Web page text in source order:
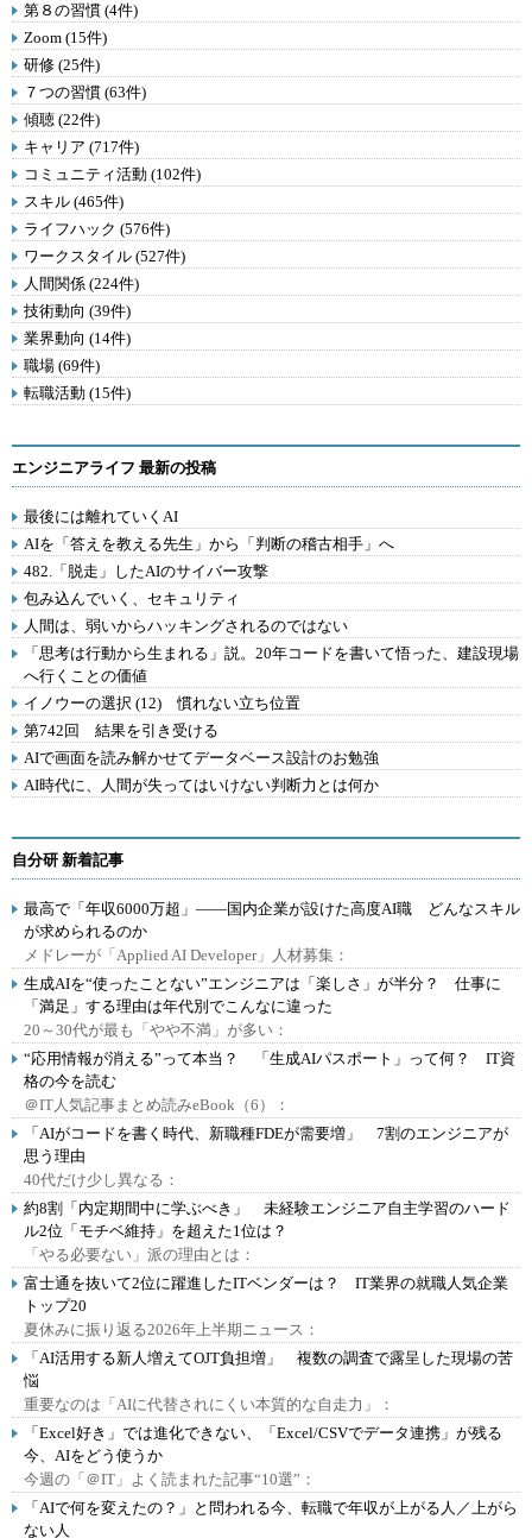
第８の習慣 (4件)
Zoom (15件)
研修 (25件)
７つの習慣 (63件)
傾聴 (22件)
キャリア (717件)
コミュニティ活動 (102件)
スキル (465件)
ライフハック (576件)
ワークスタイル (527件)
人間関係 (224件)
技術動向 (39件)
業界動向 (14件)
職場 (69件)
転職活動 (15件)
エンジニアライフ 最新の投稿
最後には離れていくAI
AIを「答えを教える先生」から「判断の稽古相手」へ
482.「脱走」したAIのサイバー攻撃
包み込んでいく、セキュリティ
人間は、弱いからハッキングされるのではない
「思考は行動から生まれる」説。20年コードを書いて悟った、建設現場
へ行くことの価値
イノウーの選択 (12) 慣れない立ち位置
第742回 結果を引き受ける
AIで画面を読み解かせてデータベース設計のお勉強
AI時代に、人間が失ってはいけない判断力とは何か
自分研 新着記事
最高で「年収6000万超」――国内企業が設けた高度AI職 どんなスキル
が求められるのか
メドレーが「Applied AI Developer」人材募集：
生成AIを“使ったことない”エンジニアは「楽しさ」が半分？ 仕事に
「満足」する理由は年代別でこんなに違った
20～30代が最も「やや不満」が多い：
“応用情報が消える”って本当？ 「生成AIパスポート」って何？ IT資
格の今を読む
＠IT人気記事まとめ読みeBook（6）：
「AIがコードを書く時代、新職種FDEが需要増」 7割のエンジニアが
思う理由
40代だけ少し異なる：
約8割「内定期間中に学ぶべき」 未経験エンジニア自主学習のハード
ル2位「モチベ維持」を超えた1位は？
「やる必要ない」派の理由とは：
富士通を抜いて2位に躍進したITベンダーは？ IT業界の就職人気企業
トップ20
夏休みに振り返る2026年上半期ニュース：
「AI活用する新人増えてOJT負担増」 複数の調査で露呈した現場の苦
悩
重要なのは「AIに代替されにくい本質的な自走力」：
「Excel好き」では進化できない、「Excel/CSVでデータ連携」が残る
今、AIをどう使うか
今週の「＠IT」よく読まれた記事“10選”：
「AIで何を変えたの？」と問われる今、転職で年収が上がる人／上がら
ない人